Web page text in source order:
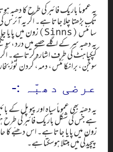
یہ عموماً باریک فائبر کی طرح کا دھبہ
تک بڑھتا چلا جاتا ہے۔ اگر یہ آئرس
سائنس (Sinns) زون میں پایا جاتا ہے۔
یہ دھبہ سر کے اگلے حصے میں درد ،
کپکپاہٹ کی طرف اشارہ کرتاہے۔ اگر
سوجن ، برانکائٹس ، دمہ ، گردن توڑ
عرضی دھبّہ :-
یہ دھبّہ بھی عموماً سیاہ اور پیوپل
ہے جس کی شکل باریک فائبر کی طرح
زون میں پایا جاتا ہے۔ اس دھبّے کا
پیچیدگی میں مبتلا ہوسکتا ہے۔